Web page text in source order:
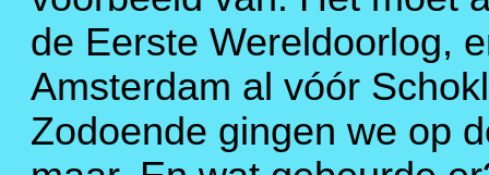
de Eerste Wereldoorlog,
Amsterdam al vóór
Zodoende gingen we op